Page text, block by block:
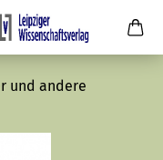
und andere